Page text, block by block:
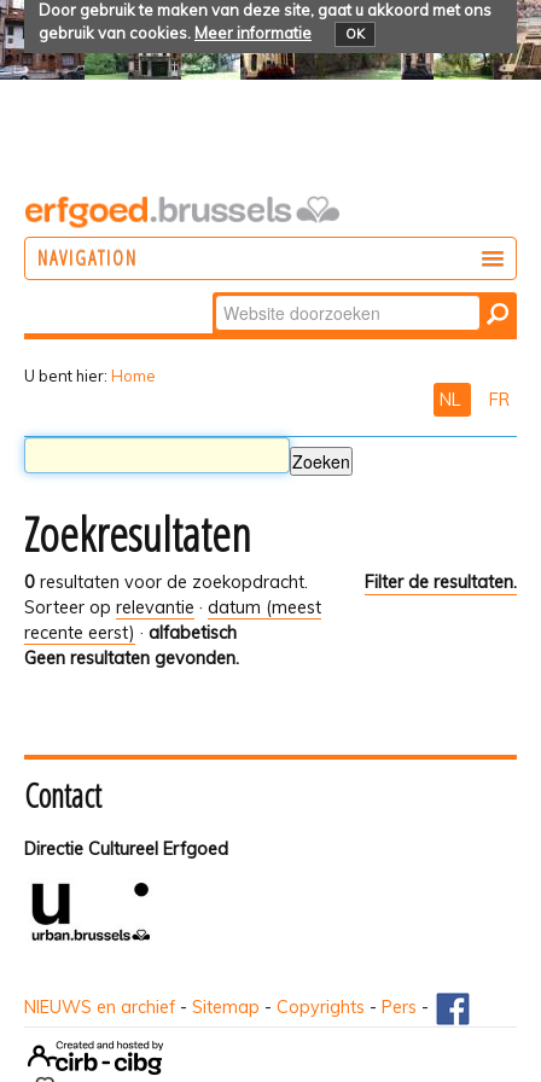
Door gebruik te maken van deze site, gaat u akkoord met ons
gebruik van cookies. Meer informatie OK
NAVIGATION
Zoek
Geavanceerd
U bent hier: Home
NL FR
Zoekresultaten
0 resultaten voor de zoekopdracht.
Filter de resultaten.
Sorteer op relevantie · datum (meest
recente eerst) · alfabetisch
Geen resultaten gevonden.
Contact
Directie Cultureel Erfgoed
NIEUWS en archief - Sitemap - Copyrights - Pers -